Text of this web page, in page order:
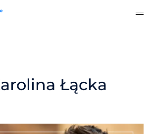
Łącka